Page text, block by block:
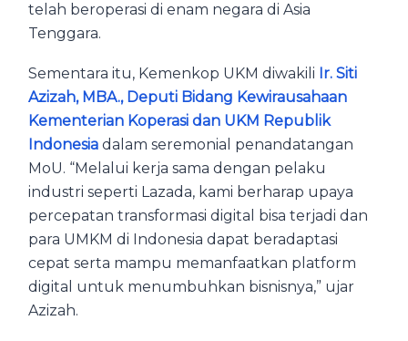
telah beroperasi di enam negara di Asia
Tenggara.
Sementara itu, Kemenkop UKM diwakili Ir. Siti
Azizah, MBA., Deputi Bidang Kewirausahaan
Kementerian Koperasi dan UKM Republik
Indonesia dalam seremonial penandatangan
MoU. “Melalui kerja sama dengan pelaku
industri seperti Lazada, kami berharap upaya
percepatan transformasi digital bisa terjadi dan
para UMKM di Indonesia dapat beradaptasi
cepat serta mampu memanfaatkan platform
digital untuk menumbuhkan bisnisnya,” ujar
Azizah.